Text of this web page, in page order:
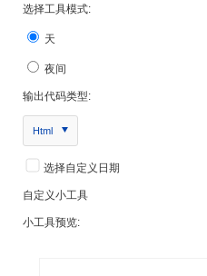
选择工具模式:
天
夜间
输出代码类型:
Html
选择自定义日期
自定义小工具
小工具预览: